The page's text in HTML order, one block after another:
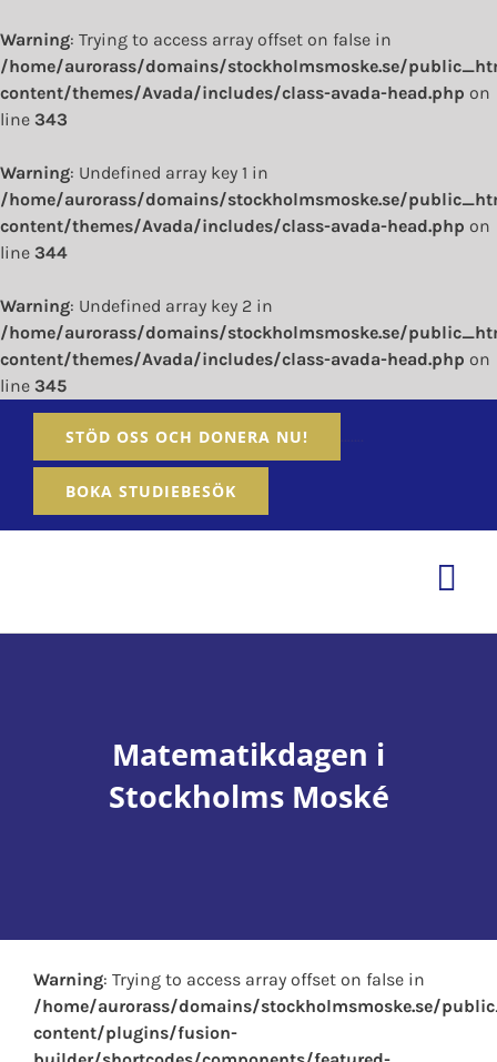
Warning: Trying to access array offset on false in
/home/aurorass/domains/stockholmsmoske.se/
content/themes/Avada/includes/class-avada-head.php on
line 343
Warning: Undefined array key 1 in
/home/aurorass/domains/stockholmsmoske.se/
content/themes/Avada/includes/class-avada-head.php on
line 344
Warning: Undefined array key 2 in
/home/aurorass/domains/stockholmsmoske.se/
content/themes/Avada/includes/class-avada-head.php on
line 345
Fortsätt
innehållet
STÖD OSS OCH DONERA NU!
BOKA STUDIEBESÖK
Våra tjänster
Kontakta oss
Matematikdagen i
Stockholms Moské
Warning: Trying to access array offset on false in
/home/aurorass/domains/stockholmsmoske.se/
content/plugins/fusion-